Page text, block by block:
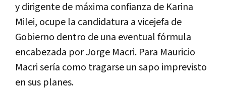
y dirigente de máxima confianza de Karina
Milei, ocupe la candidatura a vicejefa de
Gobierno dentro de una eventual fórmula
encabezada por Jorge Macri. Para Mauricio
Macri sería como tragarse un sapo imprevisto
en sus planes.